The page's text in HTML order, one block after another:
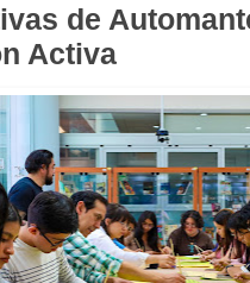
de
Activa